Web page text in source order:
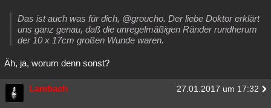
Das ist auch was für dich, @groucho. Der liebe Doktor erklärt
uns ganz genau, daß die unregelmäßigen Ränder rundherum
der 10 x 17cm großen Wunde waren.
Äh, ja, worum denn sonst?
Lambach 27.01.2017 um 17:32